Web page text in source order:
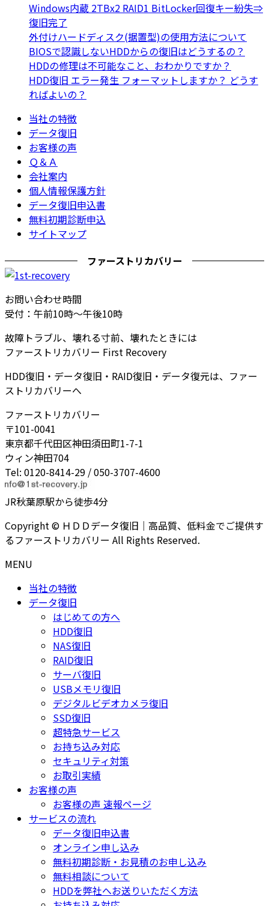
Windows内蔵 2TBx2 RAID1 BitLocker回復キー紛失⇒
復旧完了
外付けハードディスク(据置型)の使用方法について
BIOSで認識しないHDDからの復旧はどうするの？
HDDの修理は不可能なこと、おわかりですか？
HDD復旧 エラー発生 フォーマットしますか？ どうす
ればよいの？
当社の特徴
データ復旧
お客様の声
Ｑ＆Ａ
会社案内
個人情報保護方針
データ復旧申込書
無料初期診断申込
サイトマップ
ファーストリカバリー
お問い合わせ時間
受付：午前10時～午後10時
故障トラブル、壊れる寸前、壊れたときには
ファーストリカバリー First Recovery
HDD復旧・データ復旧・RAID復旧・データ復元は、ファー
ストリカバリーへ
ファーストリカバリー
〒101-0041
東京都千代田区神田須田町1-7-1
ウィン神田704
Tel: 0120-8414-29 / 050-3707-4600
JR秋葉原駅から徒歩4分
Copyright © ＨＤＤデータ復旧｜高品質、低料金でご提供す
るファーストリカバリー All Rights Reserved.
MENU
当社の特徴
データ復旧
はじめての方へ
HDD復旧
NAS復旧
RAID復旧
サーバ復旧
USBメモリ復旧
デジタルビデオカメラ復旧
SSD復旧
超特急サービス
お持ち込み対応
セキュリティ対策
お取引実績
お客様の声
お客様の声 速報ページ
サービスの流れ
データ復旧申込書
オンライン申し込み
無料初期診断・お見積のお申し込み
無料相談について
HDDを弊社へお送りいただく方法